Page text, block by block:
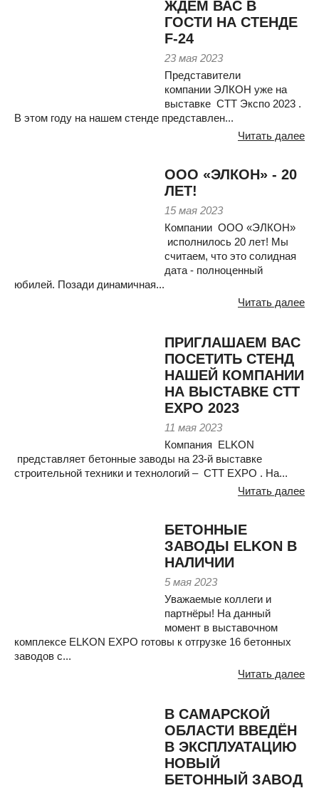
ЖДЕМ ВАС В
ГОСТИ НА СТЕНДЕ
F-24
23 мая 2023
Представители
компании ЭЛКОН уже на
выставке СТТ Экспо 2023 .
В этом году на нашем стенде представлен...
Читать далее
ООО «ЭЛКОН» - 20
ЛЕТ!
15 мая 2023
Компании ООО «ЭЛКОН»
исполнилось 20 лет! Мы
считаем, что это солидная
дата - полноценный
юбилей. Позади динамичная...
Читать далее
ПРИГЛАШАЕМ ВАС
ПОСЕТИТЬ СТЕНД
НАШЕЙ КОМПАНИИ
НА ВЫСТАВКЕ СТТ
EXPO 2023
11 мая 2023
Компания ELKON
представляет бетонные заводы на 23-й выставке
строительной техники и технологий – СТТ EXPO . На...
Читать далее
БЕТОННЫЕ
ЗАВОДЫ ELKON В
НАЛИЧИИ
5 мая 2023
Уважаемые коллеги и
партнёры! На данный
момент в выставочном
комплексе ELKON EXPO готовы к отгрузке 16 бетонных
заводов с...
Читать далее
В САМАРСКОЙ
ОБЛАСТИ ВВЕДЁН
В ЭКСПЛУАТАЦИЮ
НОВЫЙ
БЕТОННЫЙ ЗАВОД